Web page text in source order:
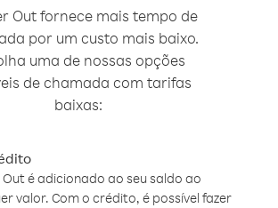
Out fornece mais tempo de
por um custo mais baixo.
uma de nossas opções
de chamada com tarifas
baixas:
é adicionado ao seu saldo ao
valor. Com o crédito, é possível fazer